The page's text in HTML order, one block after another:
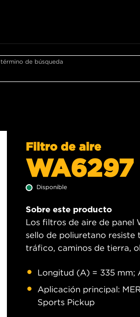
de búsqueda
Filtro de aire
WA6297
Disponible
Sobre este producto
Los filtros de aire de panel
sello de poliuretano
tráfico, caminos de tierra,
Longitud (A) = 335 mm;
Aplicación principal:
Sports Pickup